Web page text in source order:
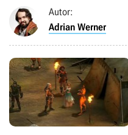
Autor:
Adrian Werner